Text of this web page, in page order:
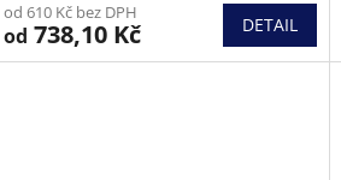
produktu
je
5,0
od 610 Kč bez DPH
od 738,10 Kč DETAIL